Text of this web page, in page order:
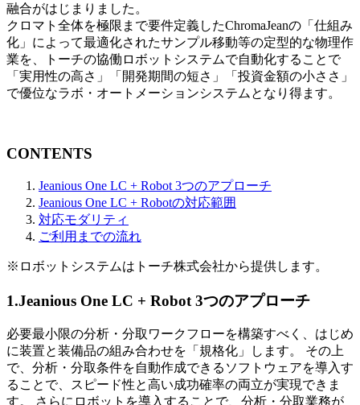
融合がはじまりました。
クロマト全体を極限まで要件定義したChromaJeanの「仕組み
化」によって最適化されたサンプル移動等の定型的な物理作
業を、トーチの協働ロボットシステムで自動化することで
「実用性の高さ」「開発期間の短さ」「投資金額の小ささ」
で優位なラボ・オートメーションシステムとなり得ます。
CONTENTS
Jeanious One LC + Robot 3つのアプローチ
Jeanious One LC + Robotの対応範囲
対応モダリティ
ご利用までの流れ
※ロボットシステムはトーチ株式会社から提供します。
1.Jeanious One LC + Robot 3つのアプローチ
必要最小限の分析・分取ワークフローを構築すべく、はじめ
に装置と装備品の組み合わせを「規格化」します。 その上
で、分析・分取条件を自動作成できるソフトウェアを導入す
ることで、スピード性と高い成功確率の両立が実現できま
す。 さらにロボットを導入することで、分析・分取業務が